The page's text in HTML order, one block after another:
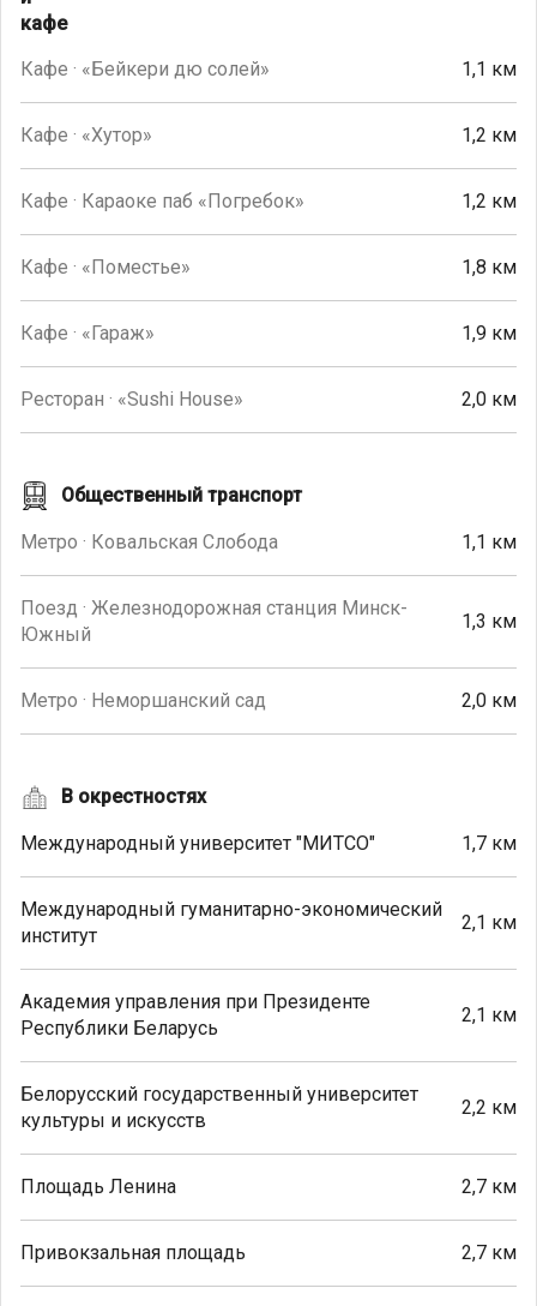
Кафе · «Бейкери дю солей» 1,1 км
Кафе · «Хутор» 1,2 км
Кафе · Караоке паб «Погребок» 1,2 км
Кафе · «Поместье» 1,8 км
Кафе · «Гараж» 1,9 км
Ресторан · «Sushi House» 2,0 км
Общественный транспорт
Метро · Ковальская Слобода 1,1 км
Поезд · Железнодорожная станция Минск-
Южный
1,3 км
Метро · Неморшанский сад 2,0 км
В окрестностях
Международный университет "МИТСО" 1,7 км
Международный гуманитарно-экономический
институт
2,1 км
Академия управления при Президенте
Республики Беларусь
2,1 км
Белорусский государственный университет
культуры и искусств
2,2 км
Площадь Ленина 2,7 км
Привокзальная площадь 2,7 км